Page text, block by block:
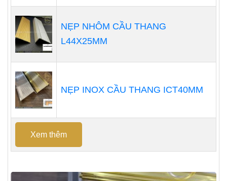
NẸP NHÔM CẦU THANG
L44X25MM
NẸP INOX CẦU THANG ICT40MM
Xem thêm